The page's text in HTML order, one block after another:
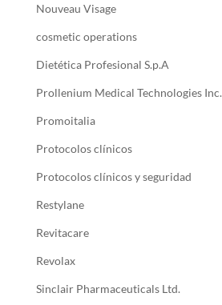
Nouveau Visage
cosmetic operations
Dietética Profesional S.p.A
Prollenium Medical Technologies Inc.
Promoitalia
Protocolos clínicos
Protocolos clínicos y seguridad
Restylane
Revitacare
Revolax
Sinclair Pharmaceuticals Ltd.